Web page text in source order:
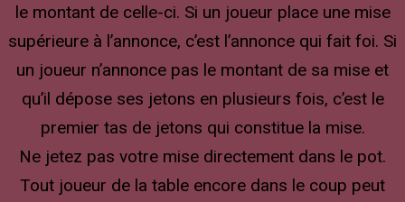
le montant de celle-ci. Si un joueur place une mise
supérieure à l’annonce, c’est l’annonce qui fait foi. Si
un joueur n’annonce pas le montant de sa mise et
qu’il dépose ses jetons en plusieurs fois, c’est le
premier tas de jetons qui constitue la mise.
Ne jetez pas votre mise directement dans le pot.
Tout joueur de la table encore dans le coup peut